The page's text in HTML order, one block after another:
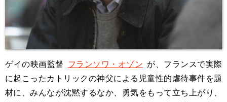
ゲイの映画監督 フランソワ・オゾン が、フランスで実際
に起こったカトリックの神父による児童性的虐待事件を題
材に、みんなが沈黙するなか、勇気をもって立ち上がり、